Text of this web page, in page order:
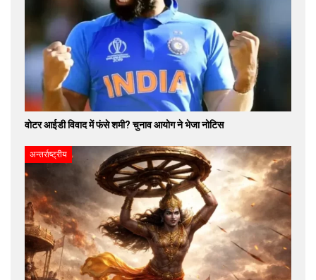
वोटर आईडी विवाद में फंसे शमी? चुनाव आयोग ने भेजा नोटिस
अन्तर्राष्ट्रीय